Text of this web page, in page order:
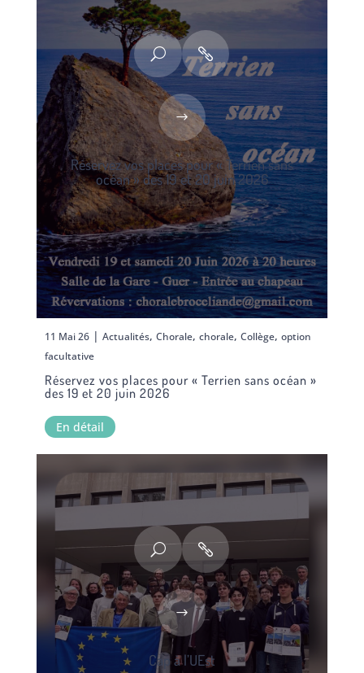
Réservez vos places pour « Terrien sans
océan » des 19 et 20 juin 2026
11 Mai 26| Actualités, Chorale, chorale, Collège, option
facultative
Réservez vos places pour « Terrien sans océan »
des 19 et 20 juin 2026
En détail
Cap à l’UEst